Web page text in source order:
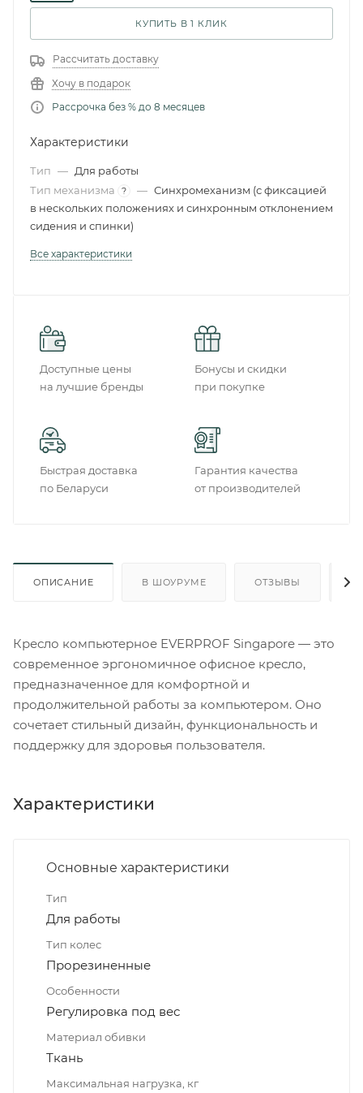
КУПИТЬ В 1 КЛИК
Рассчитать доставку
Хочу в подарок
Рассрочка без % до 8 месяцев
Характеристики
Тип — Для работы
Тип механизма
? — Синхромеханизм (с фиксацией
в нескольких положениях и синхронным отклонением
сидения и спинки)
Все характеристики
Доступные цены
на лучшие бренды
Бонусы и скидки
при покупке
Быстрая доставка
по Беларуси
Гарантия качества
от производителей
ОПИСАНИЕ В ШОУРУМЕ ОТЗЫВЫ
Кресло компьютерное EVERPROF Singapore — это
современное эргономичное офисное кресло,
предназначенное для комфортной и
продолжительной работы за компьютером. Оно
сочетает стильный дизайн, функциональность и
поддержку для здоровья пользователя.
Характеристики
Основные характеристики
Тип
Для работы
Тип колес
Прорезиненные
Особенности
Регулировка под вес
Материал обивки
Ткань
Максимальная нагрузка, кг